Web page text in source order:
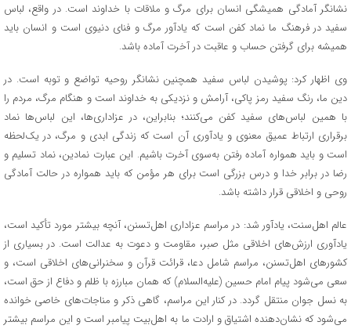
نشانگر آمادگی همیشگی انسان برای مرگ و ملاقات با خداوند است. در واقع، لباس
سفید در فرهنگ ما نماد کفن است که یادآور مرگ و فنای دنیوی است و انسان باید
همیشه برای گرفتن حساب و عاقبت در آخرت آماده باشد.
وی اظهار کرد: پوشیدن لباس سفید همچنین نشانگر روحیه تواضع و توبه است. در
دین ما، رنگ سفید رمز پاکی، آرامش و نزدیکی به خداوند است و هنگام مرگ، مردم را
با همین لباس‌های سفید کفن می‌کنند؛ بنابراین، در عزاداری‌ها، این لباس‌ها نماد
برقراری ارتباط عمیق معنوی و یادآوری آن است که زندگی ابدی و مرگ، در یک‌لحظه
است و باید همواره آماده رفتن به‌سوی آخرت باشیم. این عبارت نمادین، نماد تسلیم و
رضا در برابر خدا و درس بزرگی است برای هر مؤمن که باید همواره در حالت آمادگی
روحی و اخلاقی قرار داشته باشد.
عالم اهل‌سنت، یادآور شد: در مراسم عزاداری اهل‌تسنن، آنچه بیشتر مورد تأکید است،
یادآوری ارزش‌های اخلاقی مثل صبر، مقاومت و دعوت به عدالت است. در بسیاری از
کشورهای اهل‌تسنن، مراسم شامل دعا، قرائت قرآن و سخنرانی‌های اخلاقی است، و
سعی می‌شود پیام امام حسین (علیه‌السلام) که همان مبارزه با ظلم و دفاع از حق است،
به نسل جوان منتقل گردد. در کنار این مراسم، گاهی ذکر و مناجات‌های خاصی خوانده
می‌شود که نشان‌دهنده اشتیاق و ارادت ما به اهل‌بیت پیامبر است و این مراسم بیشتر